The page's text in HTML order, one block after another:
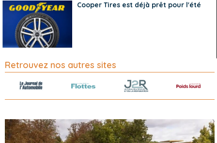
Cooper Tires est déjà prêt pour l'été
Retrouvez nos autres sites